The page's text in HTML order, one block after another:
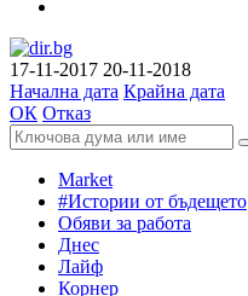
17-11-2017 20-11-2018
Начална дата Крайна дата
ОК Отказ
Market
#Истории от бъдещето
Обяви за работа
Днес
Лайф
Корнер